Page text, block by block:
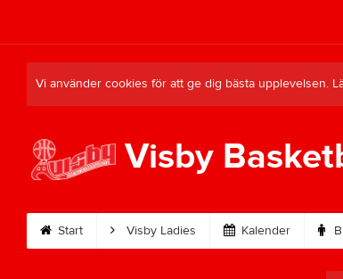
Vi använder cookies för att ge dig bästa upplevelsen.
Visby
Start Visby Ladies Kalender